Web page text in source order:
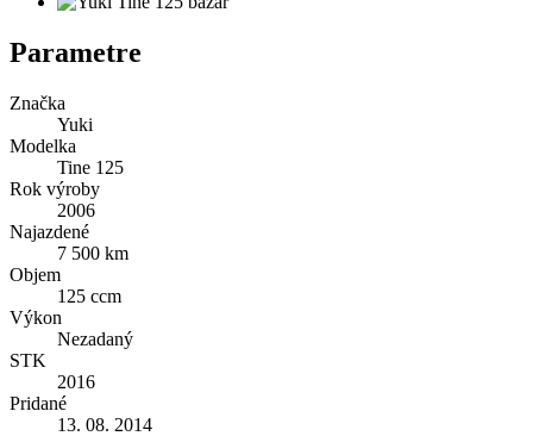
Parametre
Značka
Yuki
Modelka
Tine 125
Rok výroby
2006
Najazdené
7 500 km
Objem
125 ccm
Výkon
Nezadaný
STK
2016
Pridané
13. 08. 2014